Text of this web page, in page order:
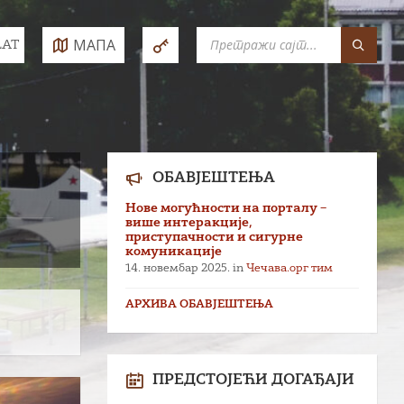
МАПА
ОБАВЈЕШТЕЊА
Нове могућности на порталу –
више интеракције,
приступачности и сигурне
комуникације
14. новембар 2025.in Чечава.орг тим
АРХИВА ОБАВЈЕШТЕЊА
ПРЕДСТОЈЕЋИ ДОГАЂАЈИ